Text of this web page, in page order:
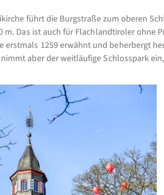
führt die Burgstraße zum oberen
m. Das ist auch für Flachlandtiroler ohne
erstmals 1259 erwähnt und beherbergt
aber der weitläufige Schlosspark